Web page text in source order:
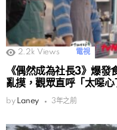
2.2k Views 電視
《偶然成為社長3》爆
亂摸，觀眾直呼「太噁心
by Laney 3年之前